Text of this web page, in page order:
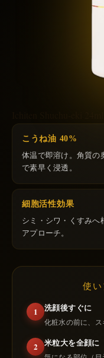
こうね油 40%
体温で即溶け。角質の
で素早く浸透。
細胞活性効果
シミ・シワ・くすみへ
アプローチ。
使
1 洗顔後すぐに
化粧水の前に、ス
2 米粒大を全顔に